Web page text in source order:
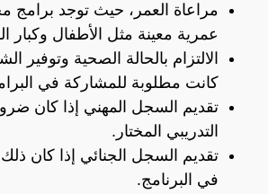
مراعاة العمر، حيث توجد
عمرية معينة مثل الأطفال وكبار
الالتزام بالحالة الصحية وتوفير
كانت مطلوبة للمشاركة في
تقديم السجل المهني إذا كان
التدريبي المختار.
تقديم السجل الجنائي إذا كان
في البرنامج.